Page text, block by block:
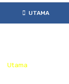
UTAMA
Utama